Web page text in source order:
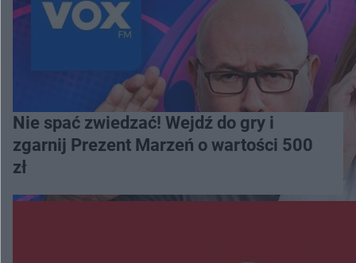
Nie spać zwiedzać! Wejdź do gry i
zgarnij Prezent Marzeń o wartości 500
zł